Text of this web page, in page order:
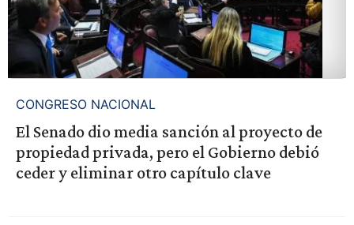
CONGRESO NACIONAL
El Senado dio media sanción al proyecto de
propiedad privada, pero el Gobierno debió
ceder y eliminar otro capítulo clave